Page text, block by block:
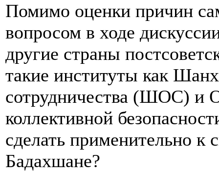
Помимо оценки причин
вопросом в ходе
другие страны
такие институты как
сотрудничества (ШОС) и
коллективной
сделать применительно к
Бадахшане?